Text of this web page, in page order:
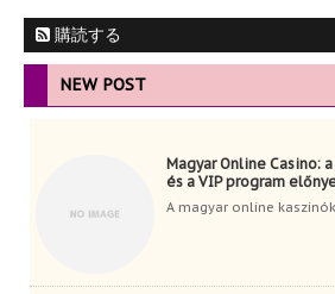
購読する
NEW POST
Magyar Online Casino:
és a VIP program
A magyar online